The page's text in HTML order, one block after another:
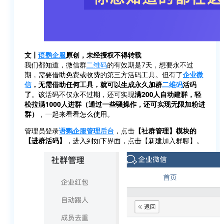
文丨 语鹦企服原创，未经授权不得转载
我们都知道，微信群二维码的有效期是7天，想要永不过
期，需要借助免费或收费的第三方活码工具。但有了企业微
信，无需借助任何工具，就可以生成永久加群二维码活码
了。该活码不仅永不过期，还可实现满200人自动建群，轻
松拉满1000人进群（通过一些骚操作，还可实现无限加粉进
群）
，一起来看看怎么使用。
管理员登录语鹦企服管理后台 ，点击 【社群管理】模块的
【进群活码】
，进入到如下界面，点击【新建加入群聊】。